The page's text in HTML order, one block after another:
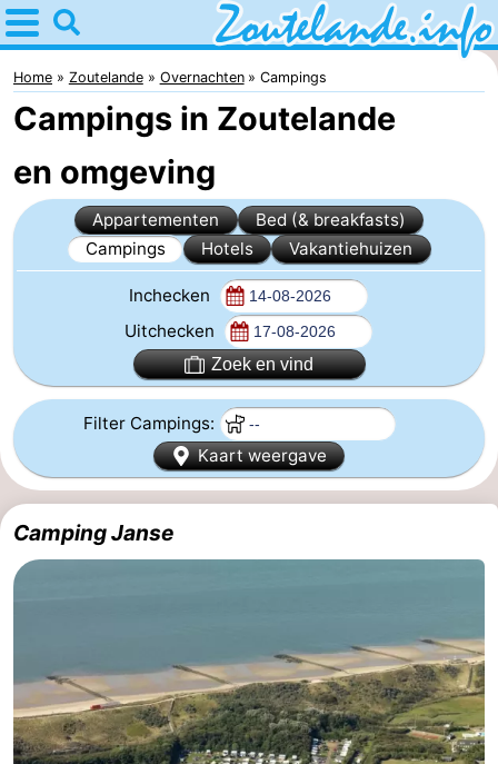
Home
Zoutelande
Tips
Voor
kinderen
Webcam
Webcam
Strand
Overnachten
Appartementen
Bed
(&
breakfasts)
Campings
Hotels
Last
minutes
Strand
Home Zoutelande Overnachten Campings
Campings in Zoutelande
en omgeving
Appartementen
Bed (& breakfasts)
Campings
Hotels Vakantiehuizen
Inchecken
Uitchecken
Zoek en vind
Filter Campings:
Kaart weergave
Camping Janse